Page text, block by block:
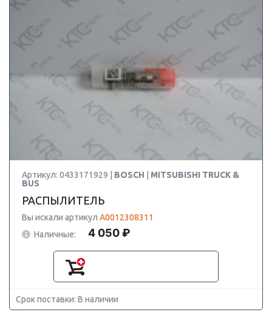
Артикул: 0433171929 | BOSCH
MITSUBISHI TRUCK &
BUS
РАСПЫЛИТЕЛЬ
Вы искали артикул A0012308311
Наличные:
4 050 ₽
Срок поставки: В наличии